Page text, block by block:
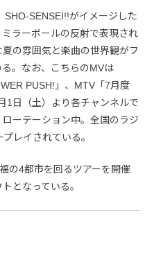
SENSEI!!がイメージした
ラーボールの反射で表現され
の雰囲気と楽曲の世界観がフ
。なお、こちらのMVは
PUSH!」、MTV「7月度
1日（土）より各チャンネルで
ーテーション中。全国のラジ
レイされている。
の4都市を回るツアーを開催
となっている。